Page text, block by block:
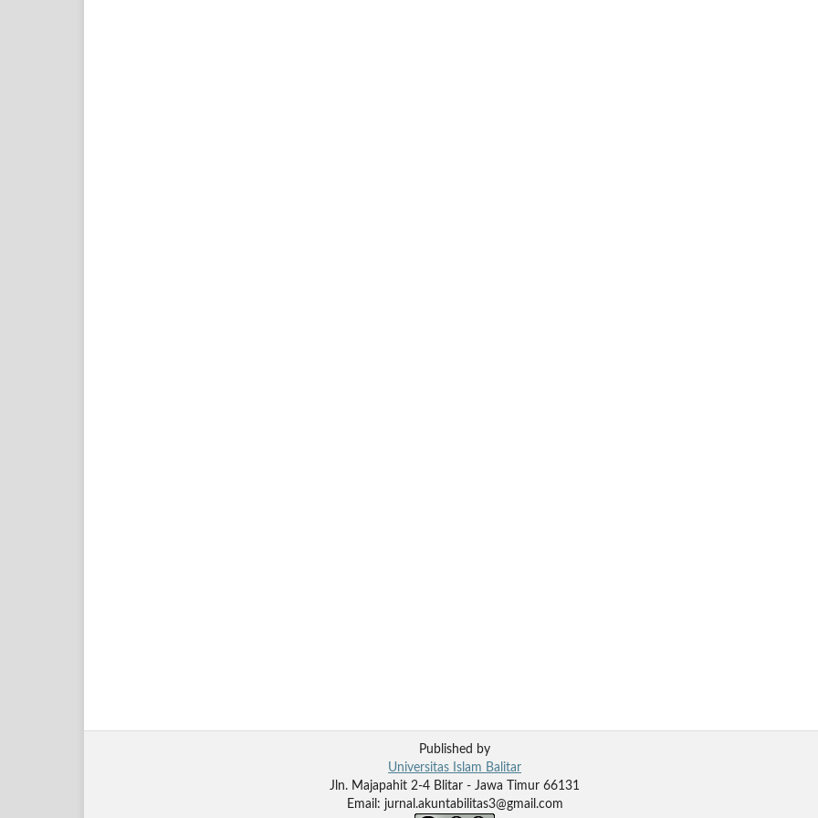
Published by
Universitas Islam Balitar
Jln. Majapahit 2-4 Blitar - Jawa Timur 66131
Email: jurnal.akuntabilitas3@gmail.com